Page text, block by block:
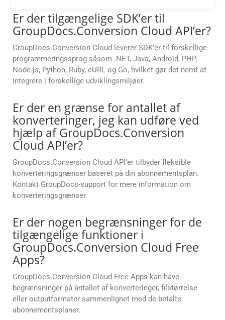
Er der tilgængelige SDK’er til
GroupDocs.Conversion Cloud API’er?
GroupDocs.Conversion Cloud leverer SDK’er til forskellige
programmeringssprog såsom .NET, Java, Android, PHP,
Node.js, Python, Ruby, cURL og Go, hvilket gør det nemt at
integrere i forskellige udviklingsmiljøer.
Er der en grænse for antallet af
konverteringer, jeg kan udføre ved
hjælp af GroupDocs.Conversion
Cloud API’er?
GroupDocs.Conversion Cloud API’er tilbyder fleksible
konverteringsgrænser baseret på din abonnementsplan.
Kontakt GroupDocs-support for mere information om
konverteringsgrænser.
Er der nogen begrænsninger for de
tilgængelige funktioner i
GroupDocs.Conversion Cloud Free
Apps?
GroupDocs.Conversion Cloud Free Apps kan have
begrænsninger på antallet af konverteringer, filstørrelse
eller outputformater sammenlignet med de betalte
abonnementsplaner.